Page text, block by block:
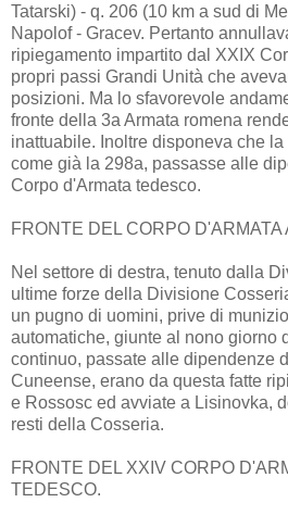
Tatarski) - q. 206 (10 km a sud di
Napolof - Gracev. Pertanto
ripiegamento impartito dal XXIX
propri passi Grandi Unità che
posizioni. Ma lo sfavorevole
fronte della 3a Armata romena
inattuabile. Inoltre disponeva che
come già la 298a, passasse alle
Corpo d'Armata tedesco.
FRONTE DEL CORPO D'ARMATA
Nel settore di destra, tenuto dalla
ultime forze della Divisione
un pugno di uomini, prive di
automatiche, giunte al nono giorno
continuo, passate alle dipendenze
Cuneense, erano da questa fatte
e Rossosc ed avviate a Lisinovka,
resti della Cosseria.
FRONTE DEL XXIV CORPO
TEDESCO.